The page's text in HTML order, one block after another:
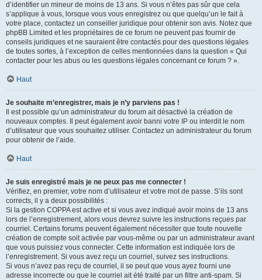
d’identifier un mineur de moins de 13 ans. Si vous n’êtes pas sûr que cela
s’applique à vous, lorsque vous vous enregistrez ou que quelqu’un le fait à
votre place, contactez un conseiller juridique pour obtenir son avis. Notez que
phpBB Limited et les propriétaires de ce forum ne peuvent pas fournir de
conseils juridiques et ne sauraient être contactés pour des questions légales
de toutes sortes, à l’exception de celles mentionnées dans la question « Qui
contacter pour les abus ou les questions légales concernant ce forum ? ».
Haut
Je souhaite m’enregistrer, mais je n’y parviens pas !
Il est possible qu’un administrateur du forum ait désactivé la création de
nouveaux comptes. Il peut également avoir banni votre IP ou interdit le nom
d’utilisateur que vous souhaitez utiliser. Contactez un administrateur du forum
pour obtenir de l’aide.
Haut
Je suis enregistré mais je ne peux pas me connecter !
Vérifiez, en premier, votre nom d’utilisateur et votre mot de passe. S’ils sont
corrects, il y a deux possibilités :
Si la gestion COPPA est active et si vous avez indiqué avoir moins de 13 ans
lors de l’enregistrement, alors vous devrez suivre les instructions reçues par
courriel. Certains forums peuvent également nécessiter que toute nouvelle
création de compte soit activée par vous-même ou par un administrateur avant
que vous puissiez vous connecter. Cette information est indiquée lors de
l’enregistrement. Si vous avez reçu un courriel, suivez ses instructions.
Si vous n’avez pas reçu de courriel, il se peut que vous ayez fourni une
adresse incorrecte ou que le courriel ait été traité par un filtre anti-spam. Si